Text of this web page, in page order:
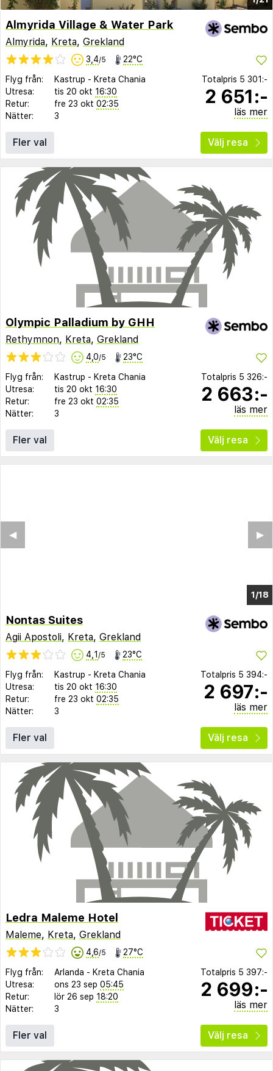
Almyrida Village & Water Park
Almyrida, Kreta, Grekland
3,4/5 22°C
Flyg från: Kastrup - Kreta Chania
Utresa:
tis 20 okt 16:30
Retur:
fre 23 okt 02:35
Nätter:
3
Totalpris 5 301:-
2 651:-
läs mer
Fler val Välj resa
Olympic Palladium by GHH
Rethymnon, Kreta, Grekland
4,0/5 23°C
Flyg från: Kastrup - Kreta Chania
Utresa:
tis 20 okt 16:30
Retur:
fre 23 okt 02:35
Nätter:
3
Totalpris 5 326:-
2 663:-
läs mer
Fler val Välj resa
1/13
▶︎
◀︎
Nontas Suites
Agii Apostoli, Kreta, Grekland
4,1 /5 23°C
Flyg från: Kastrup - Kreta Chania
Utresa:
tis 20 okt 16:30
Retur:
fre 23 okt 02:35
Nätter:
3
Totalpris 5 394:-
2 697:-
läs mer
Fler val Välj resa
Ledra Maleme Hotel
Maleme, Kreta, Grekland
4,6/5 27°C
Flyg från: Arlanda - Kreta Chania
Utresa:
ons 23 sep 05:45
Retur:
lör 26 sep 18:20
Nätter:
3
Totalpris 5 397:-
2 699:-
läs mer
Fler val Välj resa